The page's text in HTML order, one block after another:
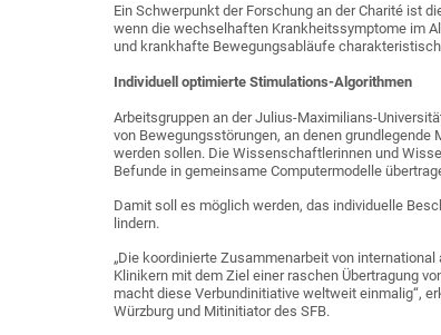
Ein Schwerpunkt der Forschung an der Charité ist
wenn die wechselhaften Krankheitssymptome im
und krankhafte Bewegungsabläufe
Individuell optimierte Stimulations-Algorithmen
Arbeitsgruppen an der Julius-Maximilians-
von Bewegungsstörungen, an denen
werden sollen. Die Wissenschaftlerinnen und
Befunde in gemeinsame Computermodelle
Damit soll es möglich werden, das individuelle
lindern.
„Die koordinierte Zusammenarbeit von
Klinikern mit dem Ziel einer raschen Übertragung
macht diese Verbundinitiative weltweit einmalig“,
Würzburg und Mitinitiator des SFB.